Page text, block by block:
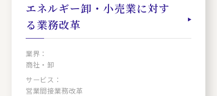
エネルギー卸・小売業に対す
る業務改革
業界：
商社・卸
サービス：
営業間接業務改革